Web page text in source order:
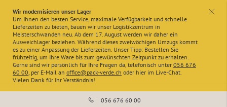
x
Wir modernisieren unser Lager
Um Ihnen den besten Service, maximale Verfügbarkeit und schnelle
Lieferzeiten zu bieten, bauen wir unser Logistikzentrum in
Meisterschwanden neu. Ab dem 17. August werden wir daher ein
Ausweichlager beziehen. Während dieses zweiwöchigen Umzugs kommt
es zu einer Anpassung der Lieferzeiten. Unser Tipp: Bestellen Sie
frühzeitig, um Ihre Ware bis zum gewünschten Zeitpunkt zu erhalten.
Gerne sind wir persönlich für Ihre Fragen da, telefonisch unter 056 676
60 00, per E-Mail an office@pack-verde.ch oder hier im Live-Chat.
Vielen Dank für Ihr Verständnis!
056 676 60 00